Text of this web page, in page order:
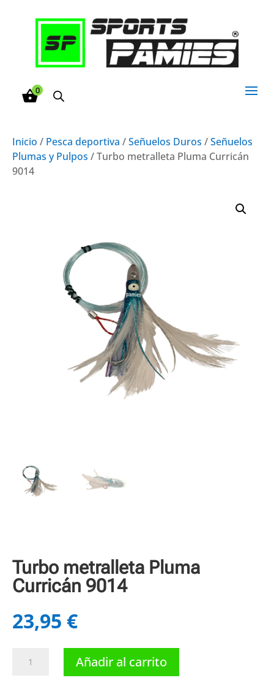
0
Inicio / Pesca deportiva /Señuelos Duros /Señuelos
Plumas y Pulpos / Turbo metralleta Pluma Curricán
9014
Turbo metralleta Pluma
Curricán 9014
23,95 €
metralleta
Añadir al carrito